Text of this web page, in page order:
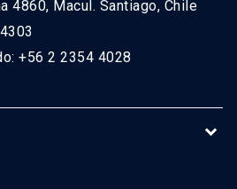
4860, Macul. Santiago, Chile
+56 2 2354 4028